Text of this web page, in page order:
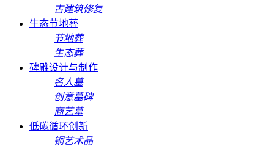
古建筑修复
生态节地葬
节地葬
生态葬
碑雕设计与制作
名人墓
创意墓碑
商艺墓
低碳循环创新
铜艺术品